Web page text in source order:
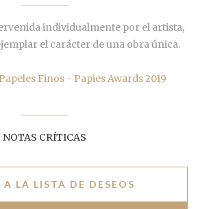
individualmente por el artista,
el carácter de una obra única.
Finos - Papies Awards 2019
NOTAS CRÍTICAS
LA LISTA DE DESEOS